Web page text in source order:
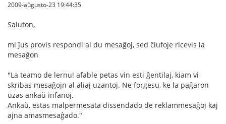
2009-aŭgusto-23 19:44:35
Saluton,
mi ĵus provis respondi al du mesaĝoj, sed ĉiufoje ricevis la
mesaĝon
"La teamo de lernu! afable petas vin esti ĝentilaj, kiam vi
skribas mesaĝojn al aliaj uzantoj. Ne forgesu, ke la paĝaron
uzas ankaŭ infanoj.
Ankaŭ, estas malpermesata dissendado de reklammesaĝoj kaj
ajna amasmesaĝado."